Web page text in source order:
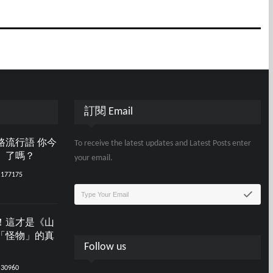
流行語 你今
了嗎？
177175
這才是《山
怪物」的真
30960
訂閱 Email
To receive the latest updates and Latest Posts enter
your email.
Follow us